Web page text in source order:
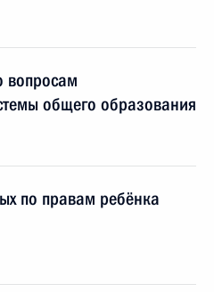
вопросам
общего образования
по правам ребёнка